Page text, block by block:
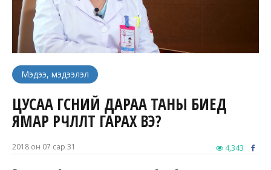
Мэдээ, мэдээлэл
ЦУСАА ӨГСНИЙ ДАРАА ТАНЫ БИЕД
ЯМАР ӨӨРЧЛӨЛТ ГАРАХ ВЭ?
2018 он 07 сар 31 4,343